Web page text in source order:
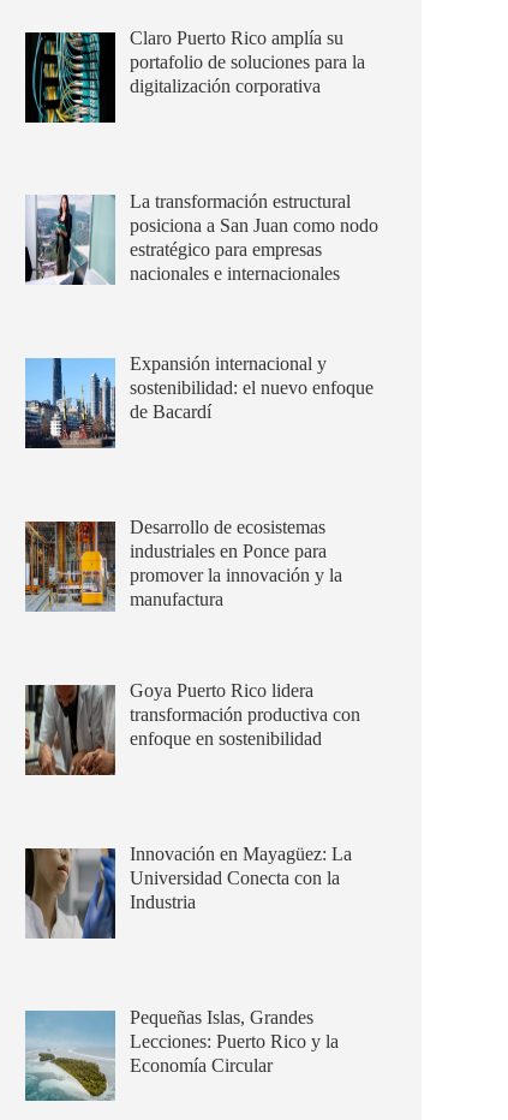
Claro Puerto Rico amplía su
portafolio de soluciones para la
digitalización corporativa
La transformación estructural
posiciona a San Juan como nodo
estratégico para empresas
nacionales e internacionales
Expansión internacional y
sostenibilidad: el nuevo enfoque
de Bacardí
Desarrollo de ecosistemas
industriales en Ponce para
promover la innovación y la
manufactura
Goya Puerto Rico lidera
transformación productiva con
enfoque en sostenibilidad
Innovación en Mayagüez: La
Universidad Conecta con la
Industria
Pequeñas Islas, Grandes
Lecciones: Puerto Rico y la
Economía Circular